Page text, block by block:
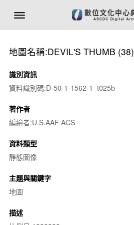
地圖名稱:DEVIL'S THUMB (38)
識別資訊
資料識別碼:D-50-1-1562-1_t025b
著作者
編繪者:U.S.AAF ACS
資料類型
靜態圖像
主題與關鍵字
地圖
描述